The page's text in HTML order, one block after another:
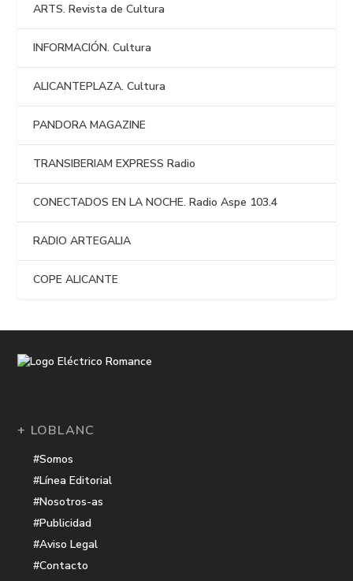
ARTS. Revista de Cultura
INFORMACIÓN. Cultura
ALICANTEPLAZA. Cultura
PANDORA MAGAZINE
TRANSIBERIAM EXPRESS Radio
CONECTADOS EN LA NOCHE. Radio Aspe 103.4
RADIO ARTEGALIA
COPE ALICANTE
+ LOBLANC
#Somos
#Línea Editorial
#Nosotros-as
#Publicidad
#Aviso Legal
#Contacto